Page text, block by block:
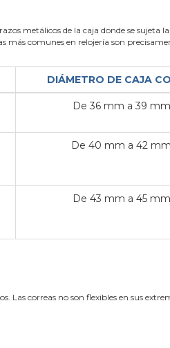
metálicos de la caja donde se sujeta
más comunes en relojería son
DIÁMETRO DE CAJA
De 36 mm a 39 mm
De 40 mm a 42 mm
De 43 mm a 45 mm
Las correas no son flexibles en sus